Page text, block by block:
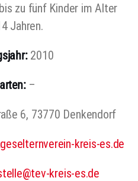
zu fünf Kinder im Alter
Jahren.
2010
–
6, 73770 Denkendorf
kreis-es.de
kreis-es.de